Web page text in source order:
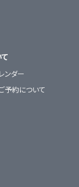
ンダー
予約について